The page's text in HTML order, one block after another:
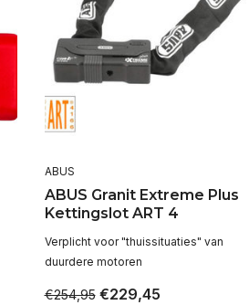
ABUS
ABUS Granit Extreme Plus
Kettingslot ART 4
Verplicht voor "thuissituaties" van
duurdere motoren
€254,95 €229,45